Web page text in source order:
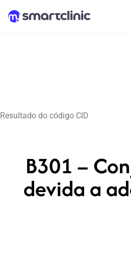
Resultado do código CID
B301 –
devida a